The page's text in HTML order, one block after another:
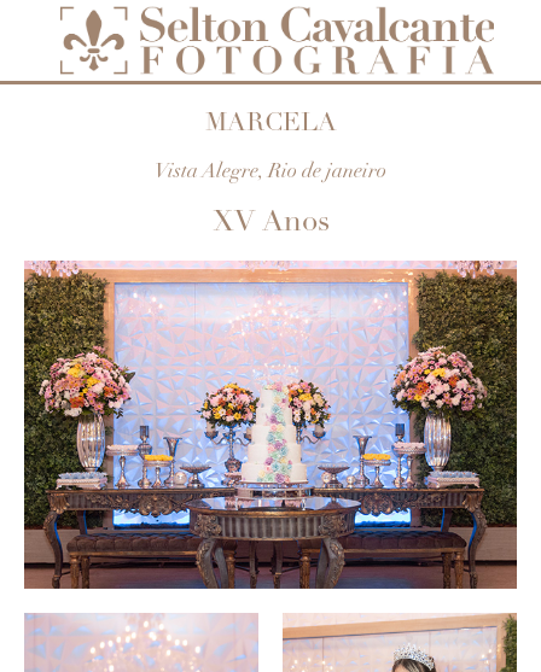
MARCELA
Vista Alegre, Rio de janeiro
XV Anos